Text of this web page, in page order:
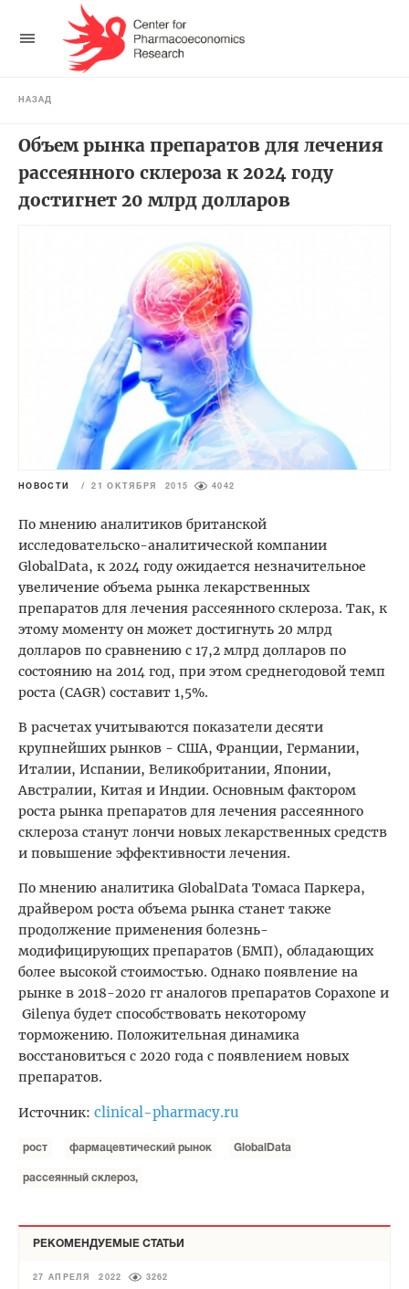
НАЗАД
Объем рынка препаратов для лечения
рассеянного склероза к 2024 году
достигнет 20 млрд долларов
НОВОСТИ / 21 ОКТЯБРЯ 2015 4042
По мнению аналитиков британской
исследовательско-аналитической компании
GlobalData, к 2024 году ожидается незначительное
увеличение объема рынка лекарственных
препаратов для лечения рассеянного склероза. Так, к
этому моменту он может достигнуть 20 млрд
долларов по сравнению с 17,2 млрд долларов по
состоянию на 2014 год, при этом среднегодовой темп
роста (CAGR) составит 1,5%.
В расчетах учитываются показатели десяти
крупнейших рынков - США, Франции, Германии,
Италии, Испании, Великобритании, Японии,
Австралии, Китая и Индии. Основным фактором
роста рынка препаратов для лечения рассеянного
склероза станут лончи новых лекарственных средств
и повышение эффективности лечения.
По мнению аналитика GlobalData Томаса Паркера,
драйвером роста объема рынка станет также
продолжение применения болезнь-
модифицирующих препаратов (БМП), обладающих
более высокой стоимостью. Однако появление на
рынке в 2018-2020 гг аналогов препаратов Copaxone и
Gilenya будет способствовать некоторому
торможению. Положительная динамика
восстановиться с 2020 года с появлением новых
препаратов.
Источник: clinical-pharmacy.ru
рост фармацевтический рынок GlobalData
рассеянный склероз,
РЕКОМЕНДУЕМЫЕ СТАТЬИ
27 АПРЕЛЯ 2022 3262